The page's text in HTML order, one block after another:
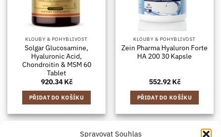
Spravovat Souhlas
KLOUBY & POHYBLIVOST
Solgar Glucosamine,
Hyaluronic Acid,
Chondroitin & MSM 60
Tablet
920.34 Kč
PŘIDAT DO KOŠÍKU
KLOUBY & POHYBLIVOST
Zein Pharma Hyaluron Forte
HA 200 30 Kapsle
552.92 Kč
PŘIDAT DO KOŠÍKU